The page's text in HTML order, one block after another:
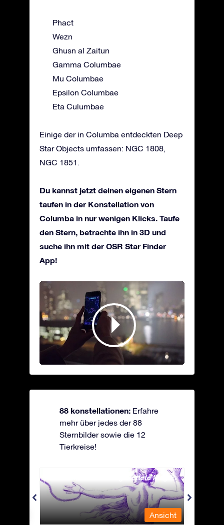
Phact
Wezn
Ghusn al Zaitun
Gamma Columbae
Mu Columbae
Epsilon Columbae
Eta Culumbae
Einige der in Columba entdeckten Deep
Star Objects umfassen: NGC 1808,
NGC 1851.
Du kannst jetzt deinen eigenen Stern
taufen in der Konstellation von
Columba in nur wenigen Klicks. Taufe
den Stern, betrachte ihn in 3D und
suche ihn mit der OSR Star Finder
App!
88 konstellationen: Erfahre
mehr über jedes der 88
Sternbilder sowie die 12
Tierkreise!
Andromeda - Die angekettete Magd
Ansicht